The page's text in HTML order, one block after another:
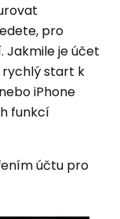
pro
Jakmile je účet
rychlý start k
iPhone
funkcí
účtu pro